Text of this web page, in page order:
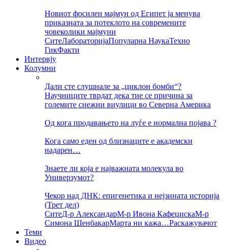
Новиот фосилен мајмун од Египет ја менува
приказната за потеклото на современите
човеколики мајмуни
СитеЛабораторијаПопуларна НаукаТехно
ГикФакти
Интервју
Колумни
Дали сте слушнале за „циклон бомби“?
Научниците тврдат дека тие се причина за
големите снежни виулици во Северна Америка
Од кога продавањето на луѓе е нормална појава ?
Кога само еден од близнаците е академски
надарен…
Знаете ли која е најважната молекула во
Универзумот?
Чекор над ДНК: епигенетика и нејзината историја
(Трет дел)
СитеД-р АлександарМ-р Ивона КафеџискаМ-р
Симона ШенбакарМарта ни кажа…Раскажувачот
Теми
Видео